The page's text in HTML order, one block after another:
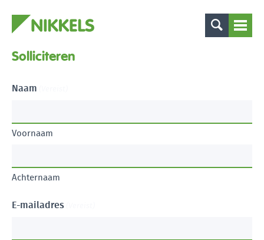
Solliciteren
Naam
Voornaam
Achternaam
E-mailadres